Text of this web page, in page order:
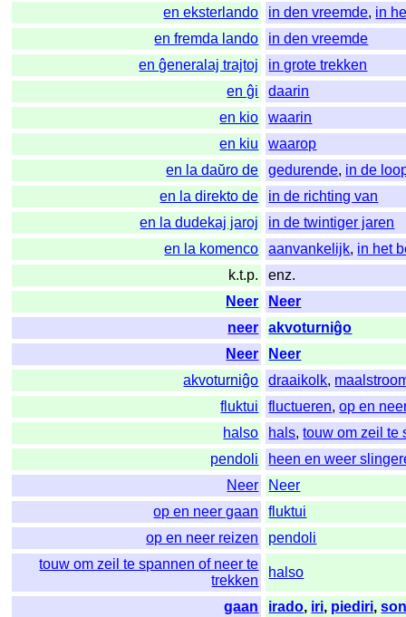
en eksterlando
in den vreemde, in
en fremda lando
in den vreemde
en ĝeneralaj trajtoj
in grote trekken
en ĝi
daarin
en kio
waarin
en kiu
waarop
en la daŭro de
gedurende, in de
en la direkto de
in de richting van
en la dudekaj jaroj
in de twintiger jaren
en la komenco
aanvankelijk, in het
k.t.p.
enz.
Neer
Neer
neer
akvoturniĝo
Neer
Neer
akvoturniĝo
draaikolk,
fluktui
fluctueren,op en
halso
hals,touw om zeil te
pendoli
heen en weer
Neer
Neer
op en neer gaan
fluktui
op en neer reizen
pendoli
touw om zeil te spannen of neer te
trekken
halso
gaan irado, iri, piediri,